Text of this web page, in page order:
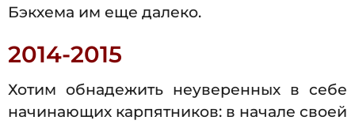
Бэкхема им еще далеко.
2014-2015
Хотим обнадежить неуверенных в себе
начинающих карпятников: в начале своей